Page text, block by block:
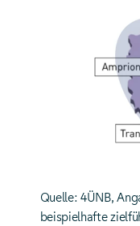
Quelle: 4ÜNB,
beispielhafte